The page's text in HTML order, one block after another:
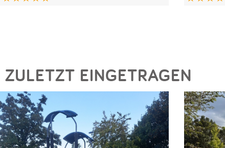
ZULETZT EINGETRAGEN